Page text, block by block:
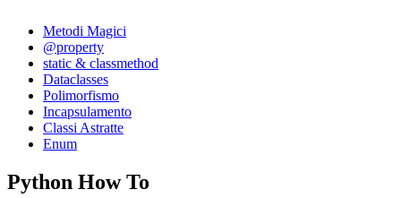
Metodi Magici
@property
static & classmethod
Dataclasses
Polimorfismo
Incapsulamento
Classi Astratte
Enum
Python How To